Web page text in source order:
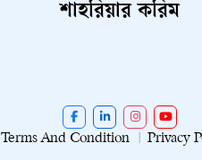
শাহরিয়ার করিম
Terms And Condition Privacy